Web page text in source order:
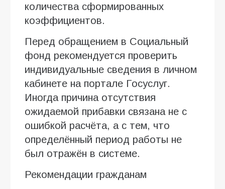
количества сформированных
коэффициентов.
Перед обращением в Социальный
фонд рекомендуется проверить
индивидуальные сведения в личном
кабинете на портале Госуслуг.
Иногда причина отсутствия
ожидаемой прибавки связана не с
ошибкой расчёта, а с тем, что
определённый период работы не
был отражён в системе.
Рекомендации гражданам